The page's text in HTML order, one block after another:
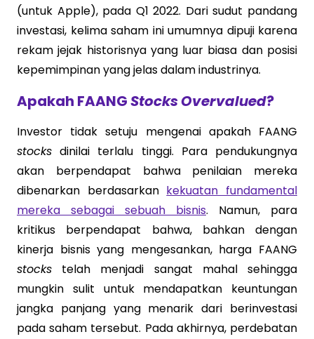
(untuk Apple), pada Q1 2022. Dari sudut pandang
investasi, kelima saham ini umumnya dipuji karena
rekam jejak historisnya yang luar biasa dan posisi
kepemimpinan yang jelas dalam industrinya.
Apakah FAANGStocksOvervalued?
Investor tidak setuju mengenai apakah FAANG
stocks dinilai terlalu tinggi. Para pendukungnya
akan berpendapat bahwa penilaian mereka
dibenarkan berdasarkan kekuatan fundamental
mereka sebagai sebuah bisnis. Namun, para
kritikus berpendapat bahwa, bahkan dengan
kinerja bisnis yang mengesankan, harga FAANG
stocks telah menjadi sangat mahal sehingga
mungkin sulit untuk mendapatkan keuntungan
jangka panjang yang menarik dari berinvestasi
pada saham tersebut. Pada akhirnya, perdebatan